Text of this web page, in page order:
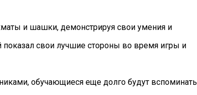
и шашки, демонстрируя свои умения и
свои лучшие стороны во время игры и
обучающиеся еще долго будут вспоминать